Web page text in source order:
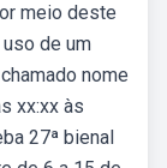
meio deste
de um
nome
xx:xx às
27ª bienal